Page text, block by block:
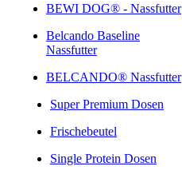
BEWI DOG® - Nassfutter
Belcando Baseline
Nassfutter
BELCANDO® Nassfutter
Super Premium Dosen
Frischebeutel
Single Protein Dosen